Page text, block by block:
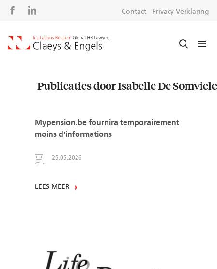
Social
Contact Privacy Verklaring
Publicaties door Isabelle De Somviele
Mypension.be fournira temporairement
moins d'informations
25.05.2026
LEES MEER